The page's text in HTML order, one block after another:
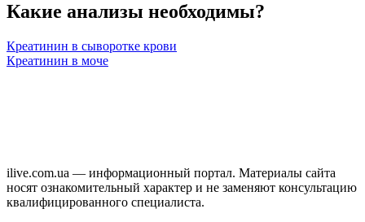
Какие анализы необходимы?
Креатинин в сыворотке крови
Креатинин в моче
ilive.com.ua — информационный портал. Материалы сайта
носят ознакомительный характер и не заменяют консультацию
квалифицированного специалиста.